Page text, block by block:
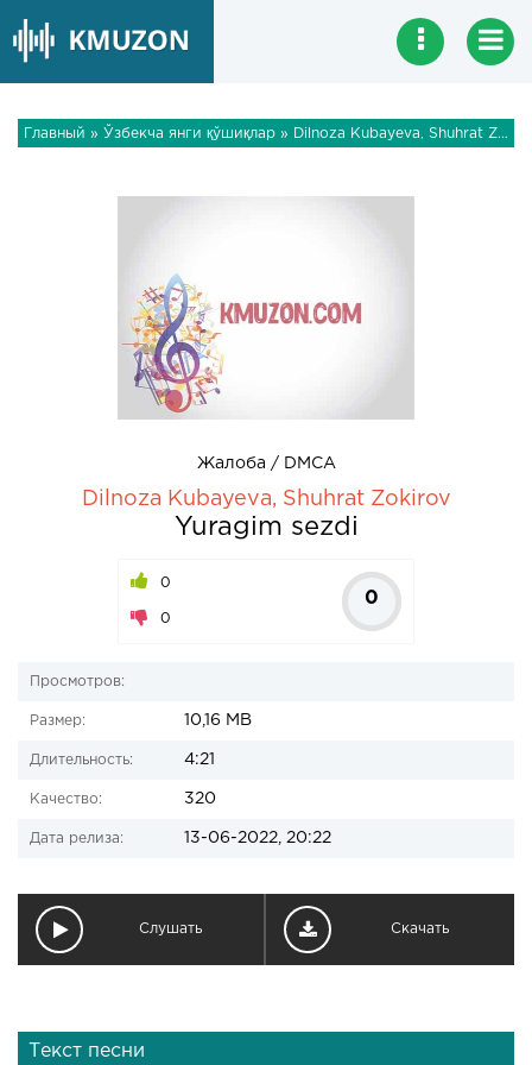
Главный » Ўзбекча янги қўшиқлар » Dilnoza Kubayeva, Shuhrat Zokirov - Yuragim sezdi
Жалоба / DMCA
Dilnoza Kubayeva, Shuhrat Zokirov
Yuragim sezdi
0
0
0
Просмотров:
Размер: 10,16 MB
Длительность: 4:21
Качество: 320
Дата релиза: 13-06-2022, 20:22
Слушать Скачать
Текст песни